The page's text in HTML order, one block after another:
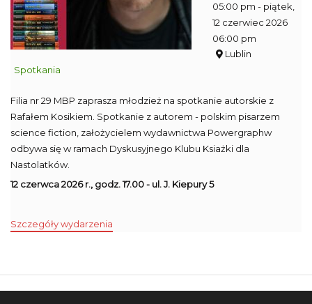
05:00 pm - piątek,
12 czerwiec 2026
06:00 pm
Lublin
Spotkania
Filia nr 29 MBP zaprasza młodzież na spotkanie autorskie z
Rafałem Kosikiem. Spotkanie z autorem - polskim pisarzem
science fiction, założycielem wydawnictwa Powergraphw
odbywa się w ramach Dyskusyjnego Klubu Ksiażki dla
Nastolatków.
12 czerwca 2026 r., godz. 17.00 - ul. J. Kiepury 5
Szczegóły wydarzenia